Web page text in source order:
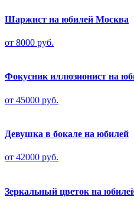
Шаржист на юбилей Москва
от 8000 руб.
Фокусник иллюзионист на
от 45000 руб.
Девушка в бокале на юбилей
от 42000 руб.
Зеркальный цветок на